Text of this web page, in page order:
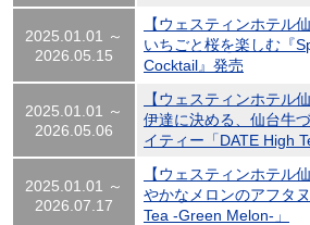
2025.01.01 ～
2026.05.15
【ウェスティンホテル
いちごと桜を楽しむ『
Cocktail』発売
2025.01.01 ～
2026.05.06
【ウェスティンホテル
伊達に決める、仙台牛
イティー「DATE High
2025.01.01 ～
2026.07.17
【ウェスティンホテル
やかなメロンのアフタ
Tea -Green Melon-」